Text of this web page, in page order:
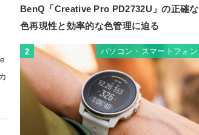
BenQ「Creative Pro PD2732U」の正確な
色再現性と効率的な色管理に迫る
2 パソコン・スマートフォン